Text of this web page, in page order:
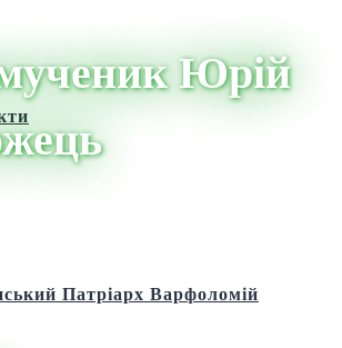
Патріарх Варфоломій
Юрій
Юрій Переможець